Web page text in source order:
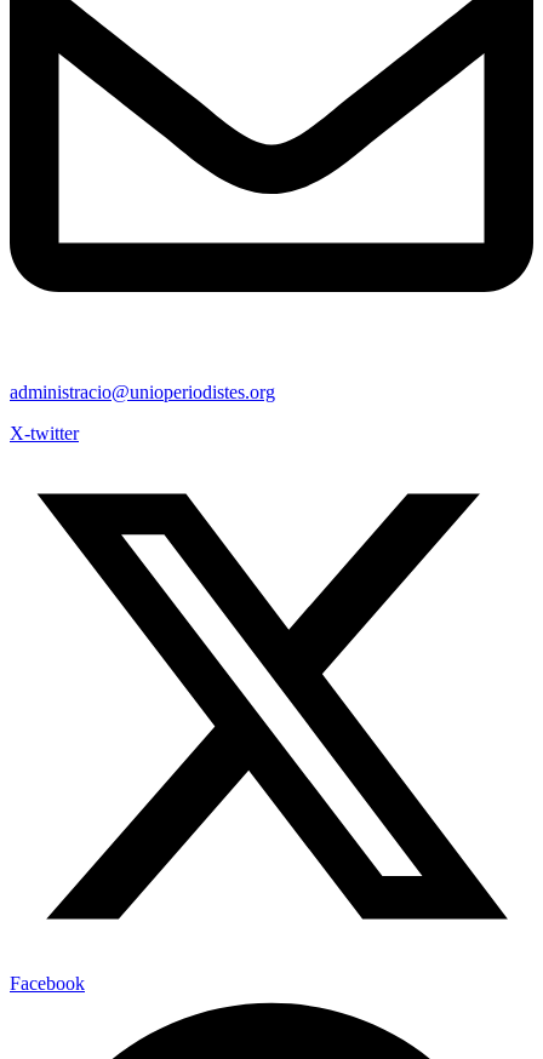
administracio@unioperiodistes.org
X-twitter
Facebook